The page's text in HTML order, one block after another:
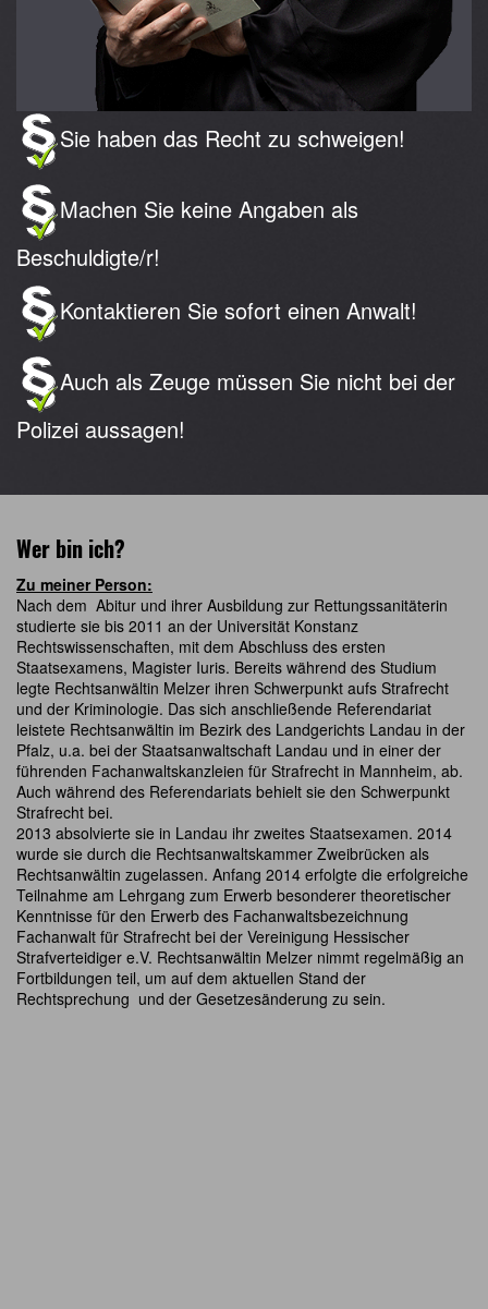
Sie haben das Recht zu schweigen!
Machen Sie keine Angaben als
Beschuldigte/r!
Kontaktieren Sie sofort einen Anwalt!
Auch als Zeuge müssen Sie nicht bei der
Polizei aussagen!
Wer bin ich?
Zu meiner Person:
Nach dem Abitur und ihrer Ausbildung zur Rettungssanitäterin
studierte sie bis 2011 an der Universität Konstanz
Rechtswissenschaften, mit dem Abschluss des ersten
Staatsexamens, Magister Iuris. Bereits während des Studium
legte Rechtsanwältin Melzer ihren Schwerpunkt aufs Strafrecht
und der Kriminologie. Das sich anschließende Referendariat
leistete Rechtsanwältin im Bezirk des Landgerichts Landau in der
Pfalz, u.a. bei der Staatsanwaltschaft Landau und in einer der
führenden Fachanwaltskanzleien für Strafrecht in Mannheim, ab.
Auch während des Referendariats behielt sie den Schwerpunkt
Strafrecht bei.
2013 absolvierte sie in Landau ihr zweites Staatsexamen. 2014
wurde sie durch die Rechtsanwaltskammer Zweibrücken als
Rechtsanwältin zugelassen. Anfang 2014 erfolgte die erfolgreiche
Teilnahme am Lehrgang zum Erwerb besonderer theoretischer
Kenntnisse für den Erwerb des Fachanwaltsbezeichnung
Fachanwalt für Strafrecht bei der Vereinigung Hessischer
Strafverteidiger e.V. Rechtsanwältin Melzer nimmt regelmäßig an
Fortbildungen teil, um auf dem aktuellen Stand der
Rechtsprechung und der Gesetzesänderung zu sein.